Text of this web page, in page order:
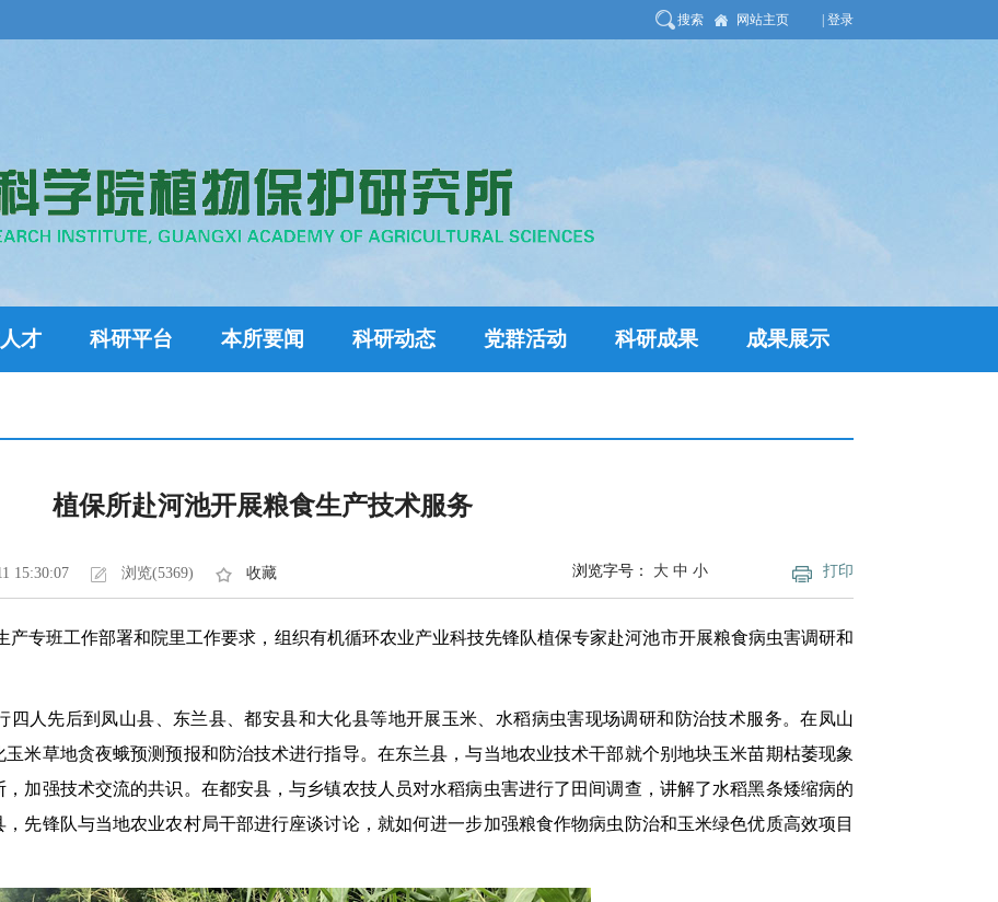
搜索 网站主页 | 登录
才 科研平台 本所要闻 科研动态 党群活动 科研成果 成果展示
植保所赴河池开展粮食生产技术服务
15:30:07 浏览(5369) 收藏 打印
浏览字号： 大 中 小
产专班工作部署和院里工作要求，组织有机循环农业产业科技先锋队植保专家赴河池市开展粮食病虫害调研和
四人先后到凤山县、东兰县、都安县和大化县等地开展玉米、水稻病虫害现场调研和防治技术服务。在凤山
米草地贪夜蛾预测预报和防治技术进行指导。在东兰县，与当地农业技术干部就个别地块玉米苗期枯萎现象
加强技术交流的共识。在都安县，与乡镇农技人员对水稻病虫害进行了田间调查，讲解了水稻黑条矮缩病的
先锋队与当地农业农村局干部进行座谈讨论，就如何进一步加强粮食作物病虫防治和玉米绿色优质高效项目